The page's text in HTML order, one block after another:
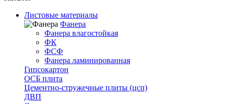
Листовые материалы
Фанера
Фанера влагостойкая
ФК
ФСФ
Фанера ламинированная
Гипсокартон
ОСБ плита
Цементно-стружечные плиты (цсп)
ДВП